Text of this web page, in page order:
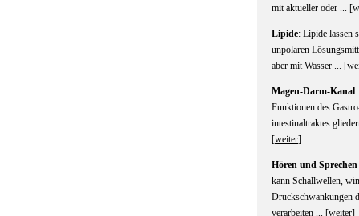
mit aktueller oder ... [
Lipide: Lipide lassen
unpolaren
aber mit Wasser ... [
Magen-Darm-Kanal
Funktionen des
intestinaltraktes
[weiter]
Hören und Sprechen
kann Schallwellen,
Druckschwankungen
verarbeiten ... [weiter]